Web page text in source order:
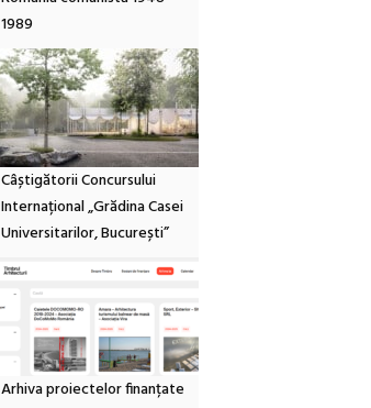
1989
Câștigătorii Concursului
Internațional „Grădina Casei
Universitarilor, București”
Arhiva proiectelor finanțate